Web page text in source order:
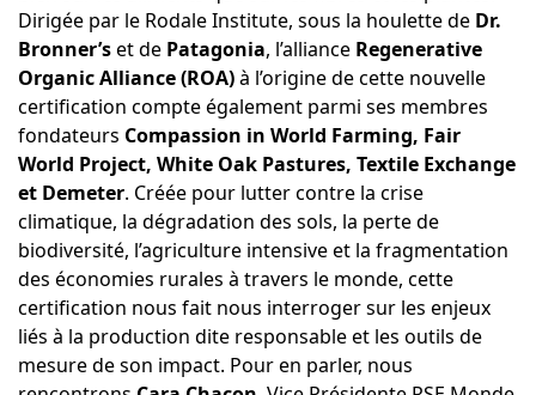
Dirigée par le Rodale Institute, sous la houlette de Dr.
Bronner’set de Patagonia, l’alliance Regenerative
Organic Alliance (ROA)à l’origine de cette nouvelle
certification compte également parmi ses membres
fondateurs Compassion in World Farming, Fair
World Project, White Oak Pastures, Textile Exchange
et Demeter. Créée pour lutter contre la crise
climatique, la dégradation des sols, la perte de
biodiversité, l’agriculture intensive et la fragmentation
des économies rurales à travers le monde, cette
certification nous fait nous interroger sur les enjeux
liés à la production dite responsable et les outils de
mesure de son impact. Pour en parler, nous